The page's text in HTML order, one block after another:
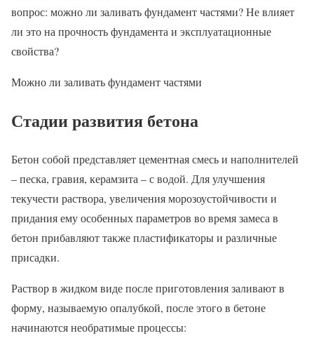
вопрос: можно ли заливать фундамент частями? Не влияет
ли это на прочность фундамента и эксплуатационные
свойства?
Можно ли заливать фундамент частями
Стадии развития бетона
Бетон собой представляет цементная смесь и наполнителей
– песка, гравия, керамзита – с водой. Для улучшения
текучести раствора, увеличения морозоустойчивости и
придания ему особенных параметров во время замеса в
бетон прибавляют также пластификаторы и различные
присадки.
Раствор в жидком виде после приготовления заливают в
форму, называемую опалубкой, после этого в бетоне
начинаются необратимые процессы: